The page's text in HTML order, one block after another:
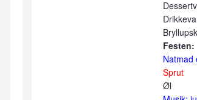
Festen:
Natmad
Sprut
Øl